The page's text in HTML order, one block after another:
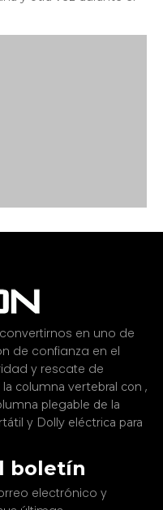
una tabla de
de la
de la cabeza
en uno de
de confianza en el
y rescate de
la columna vertebral con ,
plegable de la
y Dolly eléctrica para
boletín
electrónico y